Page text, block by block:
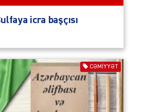
icra başçısı
CƏMIYYƏT